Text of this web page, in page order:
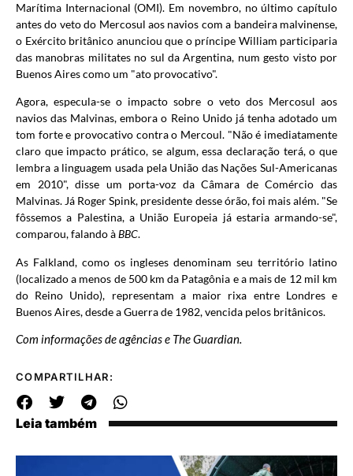
Marítima Internacional (OMI). Em novembro, no último capítulo
antes do veto do Mercosul aos navios com a bandeira malvinense,
o Exército britânico anunciou que o príncipe William participaria
das manobras militates no sul da Argentina, num gesto visto por
Buenos Aires como um "ato provocativo".
Agora, especula-se o impacto sobre o veto dos Mercosul aos
navios das Malvinas, embora o Reino Unido já tenha adotado um
tom forte e provocativo contra o Mercoul. "Não é imediatamente
claro que impacto prático, se algum, essa declaração terá, o que
lembra a linguagem usada pela União das Nações Sul-Americanas
em 2010", disse um porta-voz da Câmara de Comércio das
Malvinas. Já Roger Spink, presidente desse órão, foi mais além. "Se
fôssemos a Palestina, a União Europeia já estaria armando-se",
comparou, falando àBBC.
As Falkland, como os ingleses denominam seu território latino
(localizado a menos de 500 km da Patagônia e a mais de 12 mil km
do Reino Unido), representam a maior rixa entre Londres e
Buenos Aires, desde a Guerra de 1982, vencida pelos britânicos.
Com informações de agências e The Guardian.
COMPARTILHAR:
Leia também